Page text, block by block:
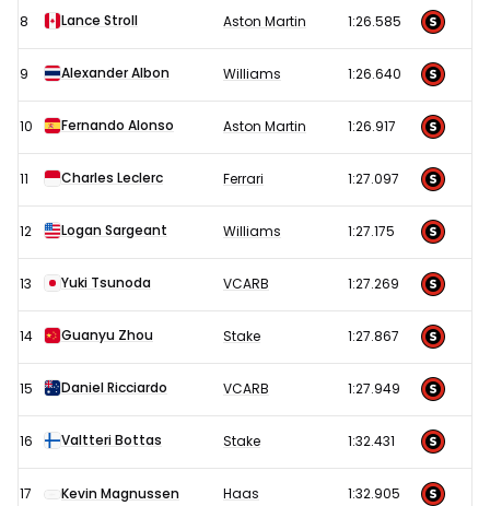
8 Lance Stroll Aston Martin 1:26.585
9 Alexander Albon Williams 1:26.640
10 Fernando Alonso Aston Martin 1:26.917
11 Charles Leclerc Ferrari 1:27.097
12 Logan Sargeant Williams 1:27.175
13 Yuki Tsunoda VCARB 1:27.269
14 Guanyu Zhou Stake 1:27.867
15 Daniel Ricciardo VCARB 1:27.949
16 Valtteri Bottas Stake 1:32.431
17 Kevin Magnussen Haas 1:32.905